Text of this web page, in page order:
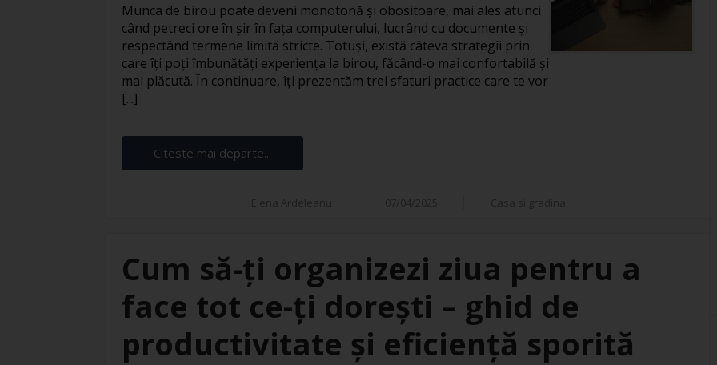
Munca de birou poate deveni monotonă și obositoare, mai ales atunci
când petreci ore în șir în fața computerului, lucrând cu documente și
respectând termene limită stricte. Totuși, există câteva strategii prin
care îți poți îmbunătăți experiența la birou, făcând-o mai confortabilă și
mai plăcută. În continuare, îți prezentăm trei sfaturi practice care te vor
[...]
Citeste mai departe...
Cum să-ți organizezi ziua pentru a
face tot ce-ți dorești – ghid de
productivitate și eficiență sporită